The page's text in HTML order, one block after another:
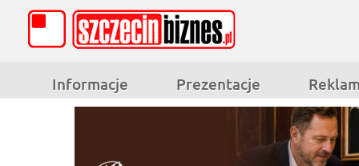
Informacje Prezentacje